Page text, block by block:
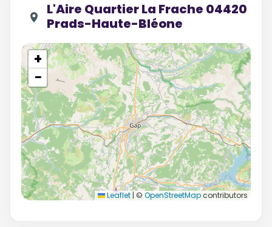
L'Aire Quartier La Frache 04420
Prads-Haute-Bléone
+
−
Leaflet | © OpenStreetMapcontributors